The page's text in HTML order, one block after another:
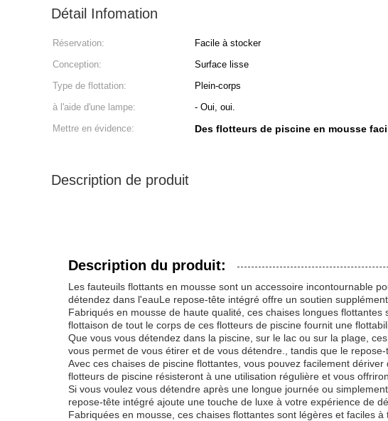
Détail Infomation
Réservation: Facile à stocker
Conception:
Surface lisse
Type de flottation:
Plein-corps
à l'aide d'une lampe:
- Oui, oui.
Mettre en évidence:
Des flotteurs de piscine en mousse
Description de produit
Description du produit:
Les fauteuils flottants en mousse sont un accessoire incontournable
détendez dans l'eauLe repose-tête intégré offre un soutien
Fabriqués en mousse de haute qualité, ces chaises longues
flottaison de tout le corps de ces flotteurs de piscine fournit une
Que vous vous détendez dans la piscine, sur le lac ou sur la plage,
vous permet de vous étirer et de vous détendre., tandis que le
Avec ces chaises de piscine flottantes, vous pouvez facilement
flotteurs de piscine résisteront à une utilisation régulière et vous
Si vous voulez vous détendre après une longue journée ou
repose-tête intégré ajoute une touche de luxe à votre expérience de
Fabriquées en mousse, ces chaises flottantes sont légères et faciles